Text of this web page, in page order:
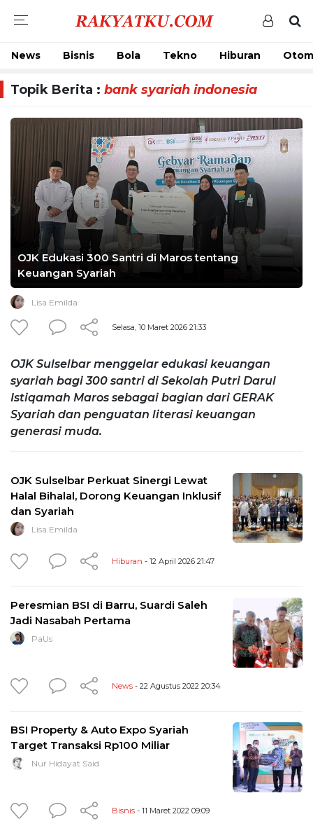
News Bisnis Bola Tekno Hiburan
Topik Berita : bank syariah indonesia
OJK Edukasi 300 Santri di Maros tentang
Keuangan Syariah
Lisa Emilda
Selasa, 10 Maret 2026 21:33
OJK Sulselbar menggelar edukasi keuangan
syariah bagi 300 santri di Sekolah Putri Darul
Istiqamah Maros sebagai bagian dari GERAK
Syariah dan penguatan literasi keuangan
generasi muda.
OJK Sulselbar Perkuat Sinergi Lewat
Halal Bihalal, Dorong Keuangan Inklusif
dan Syariah
Lisa Emilda
Hiburan - 12 April 2026 21:47
Peresmian BSI di Barru, Suardi Saleh
Jadi Nasabah Pertama
PaUs
News - 22 Agustus 2022 20:34
BSI Property & Auto Expo Syariah
Target Transaksi Rp100 Miliar
Nur Hidayat Said
Bisnis - 11 Maret 2022 09:09